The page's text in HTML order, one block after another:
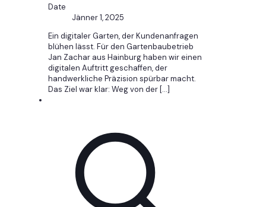
Date
Jänner 1, 2025
Ein digitaler Garten, der Kundenanfragen
blühen lässt. Für den Gartenbaubetrieb
Jan Zachar aus Hainburg haben wir einen
digitalen Auftritt geschaffen, der
handwerkliche Präzision spürbar macht.
Das Ziel war klar: Weg von der […]